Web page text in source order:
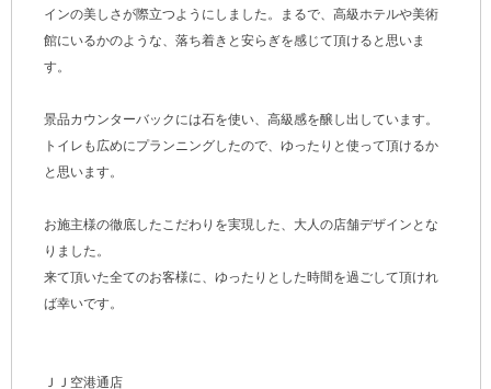
インの美しさが際立つようにしました。まるで、高級ホテルや美術
館にいるかのような、落ち着きと安らぎを感じて頂けると思いま
す。
景品カウンターバックには石を使い、高級感を醸し出しています。
トイレも広めにプランニングしたので、ゆったりと使って頂けるか
と思います。
お施主様の徹底したこだわりを実現した、大人の店舗デザインとな
りました。
来て頂いた全てのお客様に、ゆったりとした時間を過ごして頂けれ
ば幸いです。
ＪＪ空港通店